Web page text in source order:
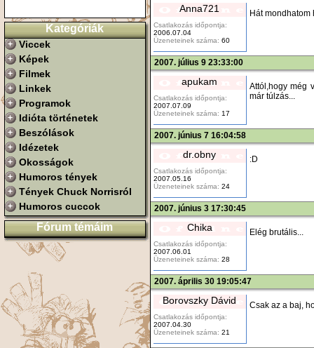
Kategóriák
Viccek
Képek
Filmek
Linkek
Programok
Idióta történetek
Beszólások
Idézetek
Okosságok
Humoros tények
Tények Chuck Norrisról
Humoros cuccok
Fórum témáim
Anna721
Csatlakozás időpontja:
2006.07.04
Üzeneteinek száma: 60
Hát mondhatom
2007. július 9 23:33:00
apukam
Csatlakozás időpontja:
2007.07.09
Üzeneteinek száma: 17
Attól,hogy még
már túlzás...
2007. június 7 16:04:58
dr.obny
Csatlakozás időpontja:
2007.05.16
Üzeneteinek száma: 24
:D
2007. június 3 17:30:45
Chika
Csatlakozás időpontja:
2007.06.01
Üzeneteinek száma: 28
Elég brutális...
2007. április 30 19:05:47
Borovszky Dávid
Csatlakozás időpontja:
2007.04.30
Üzeneteinek száma: 21
Csak az a baj,